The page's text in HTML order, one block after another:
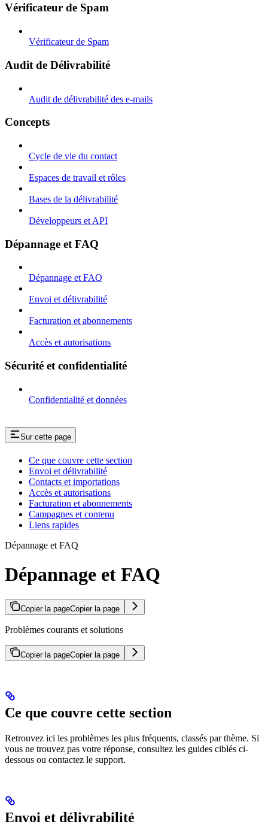
Vérificateur de Spam
Vérificateur de Spam
Audit de Délivrabilité
Audit de délivrabilité des e-mails
Concepts
Cycle de vie du contact
Espaces de travail et rôles
Bases de la délivrabilité
Développeurs et API
Dépannage et FAQ
Dépannage et FAQ
Envoi et délivrabilité
Facturation et abonnements
Accès et autorisations
Sécurité et confidentialité
Confidentialité et données
Sur cette page
Ce que couvre cette section
Envoi et délivrabilité
Contacts et importations
Accès et autorisations
Facturation et abonnements
Campagnes et contenu
Liens rapides
Dépannage et FAQ
Dépannage et FAQ
Copier la pageCopier la page
Problèmes courants et solutions
Copier la pageCopier la page
Ce que couvre cette section
Retrouvez ici les problèmes les plus fréquents, classés par thème. Si
vous ne trouvez pas votre réponse, consultez les guides ciblés ci-
dessous ou contactez le support.
Envoi et délivrabilité